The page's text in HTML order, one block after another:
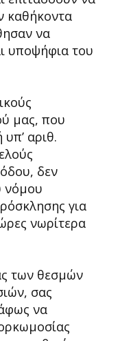
καθήκοντα
να
υποψήφια του
μας, που
αριθ.
δεν
νόμου
για
νωρίτερα
των θεσμών
σας
να